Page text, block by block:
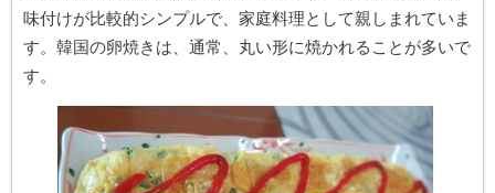
味付けが比較的シンプルで、家庭料理として親しまれていま
す。韓国の卵焼きは、通常、丸い形に焼かれることが多いで
す。